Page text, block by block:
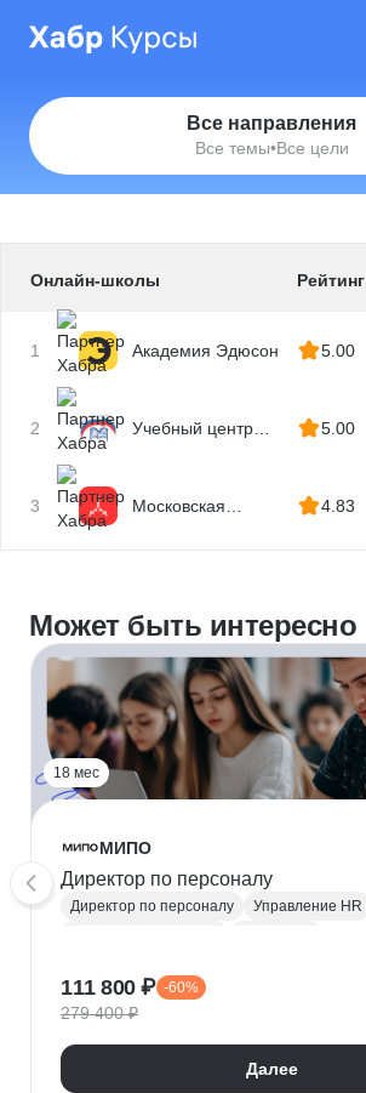
Все направления
Все темы•Все цели
Онлайн-школы Рейтинг
1 Академия Эдюсон 5.00
2
Учебный центр
5.00
3
Московская
4.83
Может быть интересно
18 мес
МИПО
Директор по персоналу
Директор по персоналу
Управление HR
Управление персоналом
Личная эффективность
Топ менеджмент
111 800 ₽ -60%
279 400 ₽
Далее